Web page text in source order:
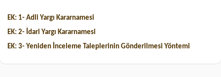
EK: 1- Adli Yargı Kararnamesi
EK: 2- İdari Yargı Kararnamesi
EK: 3- Yeniden İnceleme Taleplerinin Gönderilmesi Yöntemi